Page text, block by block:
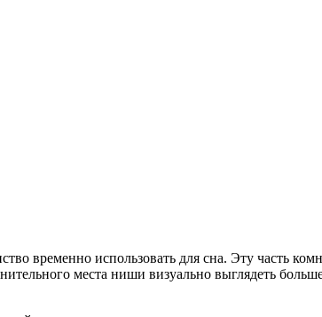
временно использовать для сна. Эту часть
места ниши визуально выглядеть